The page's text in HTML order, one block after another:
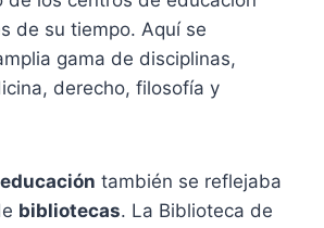
de su tiempo. Aquí se
gama de disciplinas,
derecho, filosofía y
también se reflejaba
bibliotecas. La Biblioteca de